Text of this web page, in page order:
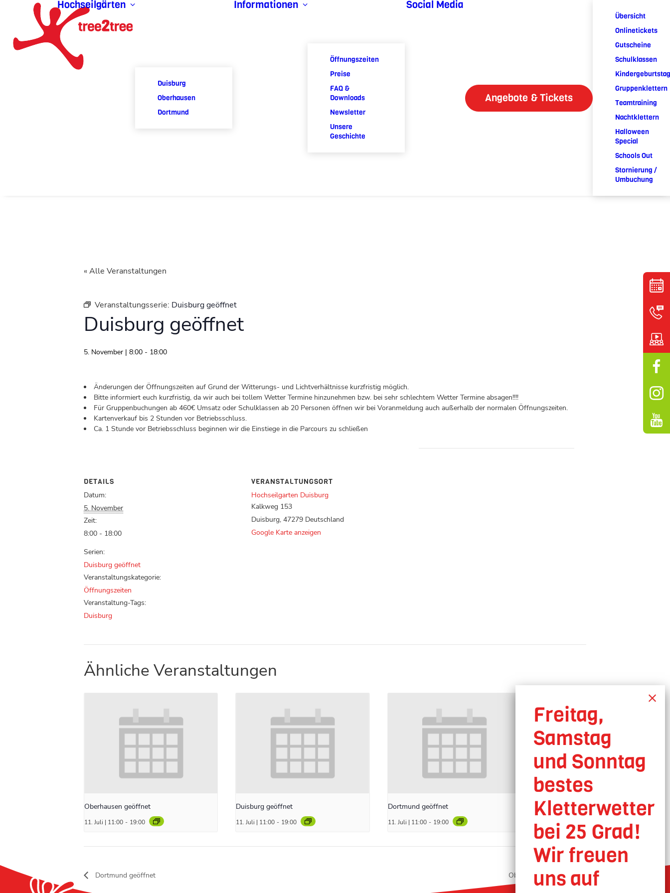
Hochseilgärten
Duisburg
Oberhausen
Dortmund
Informationen
Öffnungszeiten
Preise
FAQ &
Downloads
Newsletter
Unsere
Geschichte
Social Media
Angebote & Tickets
Übersicht
Onlinetickets
Gutscheine
Schulklassen
Kindergeburtstag
Gruppenklettern
Teamtraining
Nachtklettern
Halloween
Special
Schools Out
Stornierung /
Umbuchung
« Alle Veranstaltungen
Veranstaltungsserie: Duisburg geöffnet
Duisburg geöffnet
5. November | 8:00 - 18:00
Änderungen der Öffnungszeiten auf Grund der Witterungs- und Lichtverhältnisse kurzfristig möglich.
Bitte informiert euch kurzfristig, da wir auch bei tollem Wetter Termine hinzunehmen bzw. bei sehr schlechtem Wetter Termine absagen!!!!
Für Gruppenbuchungen ab 460€ Umsatz oder Schulklassen ab 20 Personen öffnen wir bei Voranmeldung auch außerhalb der normalen Öffnungszeiten.
Kartenverkauf bis 2 Stunden vor Betriebsschluss.
Ca. 1 Stunde vor Betriebsschluss beginnen wir die Einstiege in die Parcours zu schließen
DETAILS
Datum:
5. November
Zeit:
8:00 - 18:00
Serien:
Duisburg geöffnet
Veranstaltungskategorie:
Öffnungszeiten
Veranstaltung-Tags:
Duisburg
VERANSTALTUNGSORT
Hochseilgarten Duisburg
Kalkweg 153
Duisburg, 47279 Deutschland
Google Karte anzeigen
Ähnliche Veranstaltungen
Oberhausen geöffnet
11. Juli | 11:00 - 19:00
Duisburg geöffnet
11. Juli | 11:00 - 19:00
Dortmund geöffnet
11. Juli | 11:00 - 19:00
Dortmund geöffnet Oberhausen geöffnet